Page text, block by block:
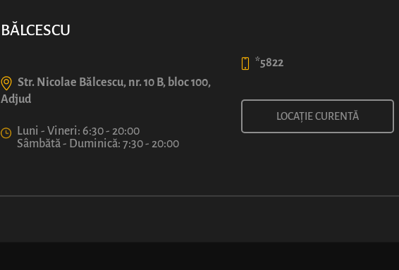
5 lei
BĂLCESCU
Str. Nicolae Bălcescu, nr. 10 B, bloc 100,
Adjud
Luni - Vineri: 6:30 - 20:00
Sâmbătă - Duminică: 7:30 - 20:00
*5822
LOCAȚIE CURENTĂ